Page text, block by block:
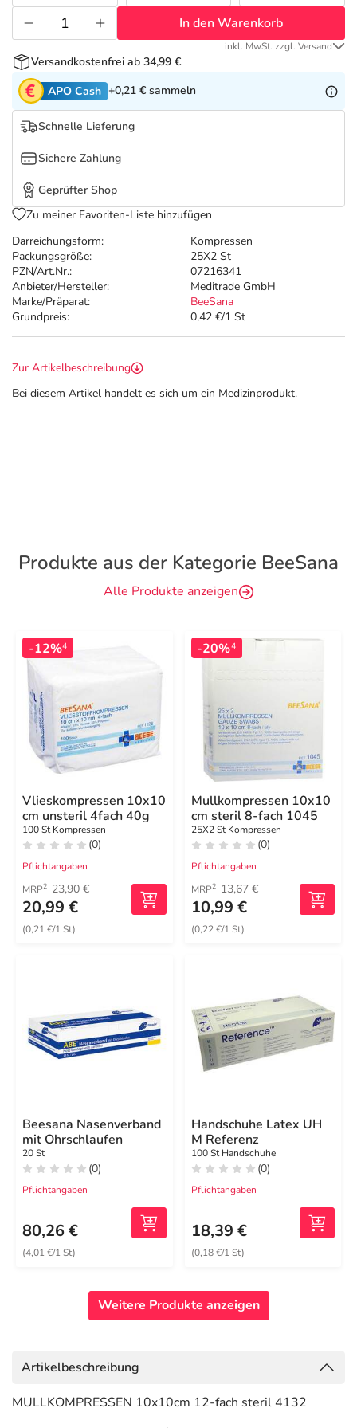
Vitamine & Mineralstoffe
Darreichungsform:
Kompressen
Packungsgröße:
25X2 St
PZN/Art.Nr.:
07216341
Anbieter/Hersteller:
Meditrade GmbH
Marke/Präparat:
BeeSana
Grundpreis:
0,42 €/1 St
In den Warenkorb
inkl. MwSt. zzgl. Versand
Versandkostenfrei ab 34,99 €
APO Cash +0,21 € sammeln
Schnelle Lieferung
Sichere Zahlung
Geprüfter Shop
Zu meiner Favoriten-Liste hinzufügen
Zur Artikelbeschreibung
Bei diesem Artikel handelt es sich um ein Medizinprodukt.
Produkte aus der Kategorie BeeSana
Alle Produkte anzeigen
-12%4
Vlieskompressen 10x10
cm unsteril 4fach 40g
100 St Kompressen
(0)
Pflichtangaben
MRP2 23,90 €
20,99 €
(0,21 €/1 St)
-20%4
Mullkompressen 10x10
cm steril 8-fach 1045
25X2 St Kompressen
(0)
Pflichtangaben
MRP2 13,67 €
10,99 €
(0,22 €/1 St)
Beesana Nasenverband
mit Ohrschlaufen
20 St
(0)
Pflichtangaben
80,26 €
(4,01 €/1 St)
Handschuhe Latex UH
M Referenz
100 St Handschuhe
(0)
Pflichtangaben
18,39 €
(0,18 €/1 St)
Weitere Produkte anzeigen
Artikelbeschreibung
MULLKOMPRESSEN 10x10cm 12-fach steril 4132